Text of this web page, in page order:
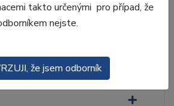
takto určenými pro případ, že
nejste.
že jsem odborník